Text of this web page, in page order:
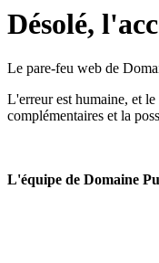
Désolé,
Le pare-feu web de
L'erreur est humaine, et
complémentaires et la
L'équipe de Domaine